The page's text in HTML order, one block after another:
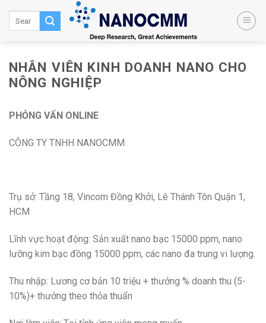
NHÂN VIÊN KINH DOANH NANO CHO
NÔNG NGHIỆP
PHỎNG VẤN ONLINE
CÔNG TY TNHH NANOCMM
Trụ sở: Tầng 18, Vincom Đồng Khởi, Lê Thánh Tôn Quận 1,
HCM
Lĩnh vực hoạt động: Sản xuất nano bạc 15000 ppm, nano
lưỡng kim bạc đồng 15000 ppm, các nano đa trung vi lượng.
Thu nhập: Lương cơ bản 10 triệu + thưởng % doanh thu (5-
10%)+ thưởng theo thỏa thuẩn